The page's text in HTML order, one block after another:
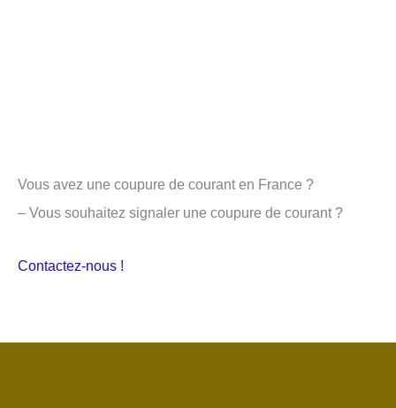
Vous avez une coupure de courant en France ?
– Vous souhaitez signaler une coupure de courant ?
Contactez-nous !